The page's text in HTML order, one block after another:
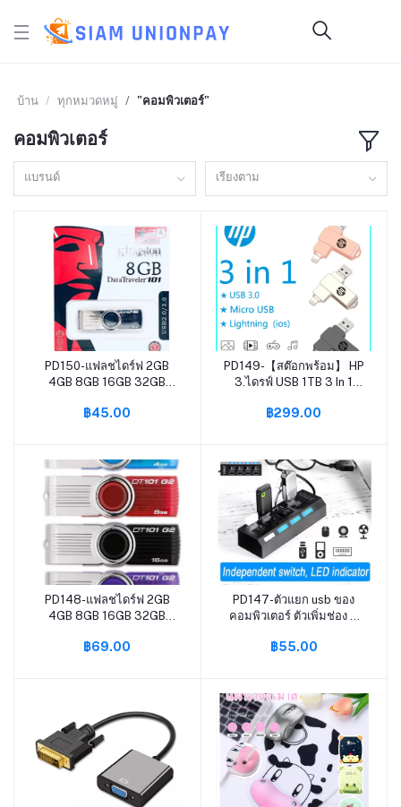
บ้าน ทุกหมวดหมู่ "คอมพิวเตอร์"
คอมพิวเตอร์
แบรนด์ เรียงตาม
หยิบใส่ตะกร้า
PD150-แฟลชไดร์ฟ 2GB
4GB 8GB 16GB 32GB
Portable Metal DT101 G2
฿45.00
หยิบใส่ตะกร้า
PD149-【สต๊อกพร้อม】 HP
3.ไดรฟ์ USB 1TB 3 In 1
โลหะกันน้ำแฟลชไดร์ฟ
11/12 /13แอนดรอยด์ไมโคร
USB
฿299.00
หยิบใส่ตะกร้า
PD148-แฟลชไดร์ฟ 2GB
4GB 8GB 16GB 32GB
Kingston Portable Metal
฿69.00
หยิบใส่ตะกร้า
PD147-ตัวแยก usb ของ
คอมพิวเตอร์ ตัวเพิ่มช่อง 4
Splitter Switch High
฿55.00